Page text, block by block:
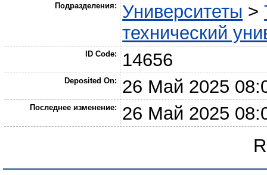
Подразделения: Университеты >
технический
ID Code: 14656
Deposited On: 26 Май 2025
Последнее изменение:
26 Май 2025